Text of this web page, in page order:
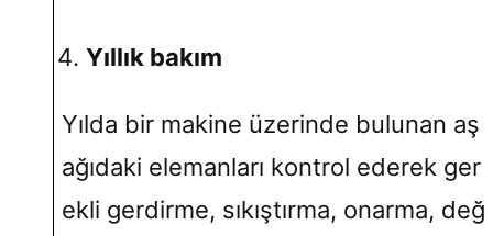
Yıllık bakım
Yılda bir makine üzerinde bulunan aş
ağıdaki elemanları kontrol ederek ger
ekli gerdirme, sıkıştırma, onarma, değ